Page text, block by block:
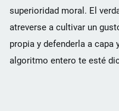
superioridad moral. El
atreverse a cultivar un
propia y defenderla a capa
algoritmo entero te esté